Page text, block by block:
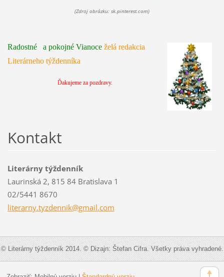
(Zdroj obrázku: sk.pinterest.com)
Radostné a pokojné Vianoce želá redakcia
Literárneho týždenníka
Ďakujeme za pozdravy.
Kontakt
Literárny týždenník
Laurinská 2, 815 84 Bratislava 1
02/5441 8670
literarny.tyzdennik@gmail.com
© Literárny týždenník 2014. © Dizajn: Štefan Cifra. Všetky práva vyhradené.